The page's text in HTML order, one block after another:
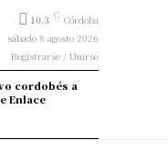
10.3 C Córdoba
sábado 8 agosto 2026
Registrarse / Unirse
cordobés a
Enlace